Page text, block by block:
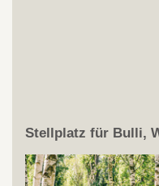
Stellplatz für Bulli,